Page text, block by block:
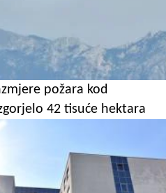
požara kod
42 tisuće hektara